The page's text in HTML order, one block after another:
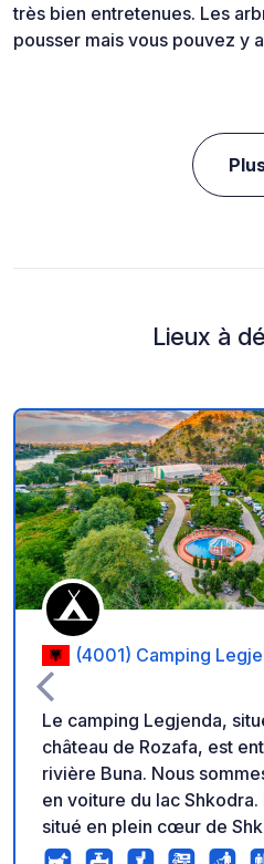
très bien entretenues. Les
pousser mais vous pouvez y
Lieux à
(4001) Camping
Le camping Legjenda,
château de Rozafa, est
rivière Buna. Nous
en voiture du lac
situé en plein cœur de
camping Legjenda